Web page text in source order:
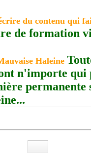
du contenu qui
de formation
Haleine
n'importe qui
permanente